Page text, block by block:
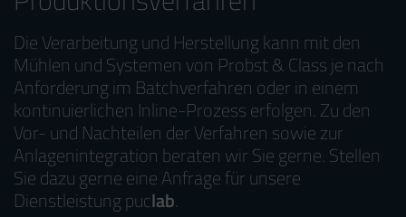
Die Verarbeitung und Herstellung kann mit den
Mühlen und Systemen von Probst & Class je nach
Anforderung im Batchverfahren oder in einem
kontinuierlichen Inline-Prozess erfolgen. Zu den
Vor- und Nachteilen der Verfahren sowie zur
Anlagenintegration beraten wir Sie gerne. Stellen
Sie dazu gerne eine Anfrage für unsere
Dienstleistung puclab.